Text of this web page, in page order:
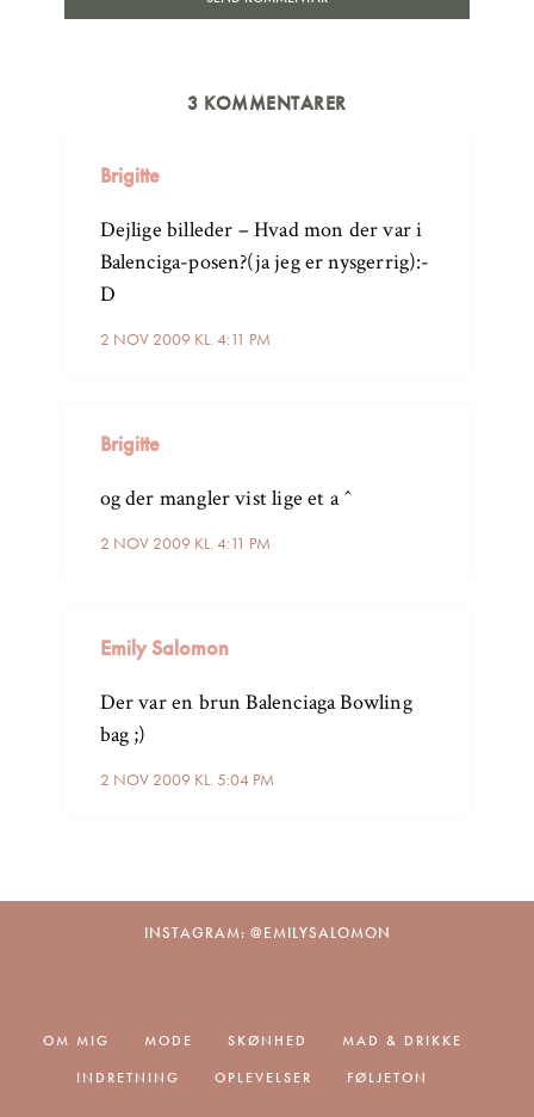
3 KOMMENTARER
Brigitte
2 NOV 2009 KL. 4:11 PM
Dejlige billeder – Hvad mon der var i
Balenciga-posen?(ja jeg er nysgerrig):-
D
Brigitte
2 NOV 2009 KL. 4:11 PM
og der mangler vist lige et a ^
Emily Salomon
2 NOV 2009 KL. 5:04 PM
Der var en brun Balenciaga Bowling
bag ;)
INSTAGRAM: @EMILYSALOMON
OM MIG MODE SKØNHED
MAD & DRIKKE
INDRETNING
OPLEVELSER FØLJETON